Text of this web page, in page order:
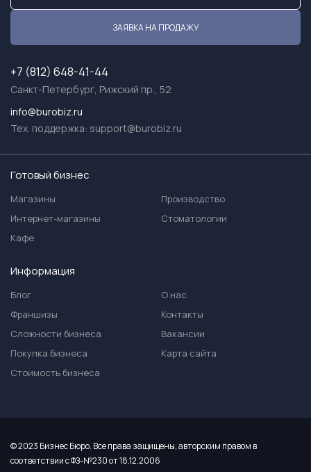
ЗАЯВКА НА ПРОДАЖУ
+7 (812) 648-41-44
Санкт-Петербург, Рижский пр., 52
info@burobiz.ru
Тех. поддержка: support@burobiz.ru
Готовый бизнес
Магазины
Интернет-магазины
Кафе
Производство
Стоматологии
Информация
Блог
Франшизы
Сложности бизнеса
Покупка бизнеса
Стоимость бизнеса
О нас
Контакты
Вакансии
Карта сайта
© 2023 Бизнес Бюро. Все права защищены, авторским правом в
соответствии с ФЗ-№230 от 18.12.2006